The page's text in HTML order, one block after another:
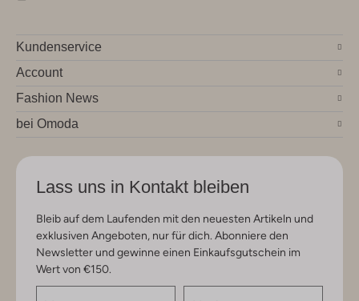
Kundenservice
Account
Fashion News
bei Omoda
Lass uns in Kontakt bleiben
Bleib auf dem Laufenden mit den neuesten Artikeln und
exklusiven Angeboten, nur für dich. Abonniere den
Newsletter und gewinne einen Einkaufsgutschein im
Wert von €150.